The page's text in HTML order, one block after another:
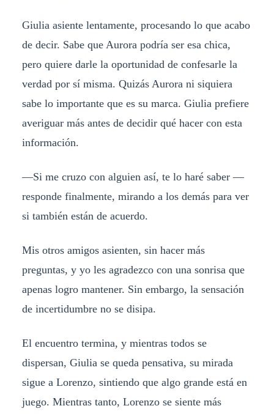
Giulia asiente lentamente, procesando lo que acabo
de decir. Sabe que Aurora podría ser esa chica,
pero quiere darle la oportunidad de confesarle la
verdad por sí misma. Quizás Aurora ni siquiera
sabe lo importante que es su marca. Giulia prefiere
averiguar más antes de decidir qué hacer con esta
información.
—Si me cruzo con alguien así, te lo haré saber —
responde finalmente, mirando a los demás para ver
si también están de acuerdo.
Mis otros amigos asienten, sin hacer más
preguntas, y yo les agradezco con una sonrisa que
apenas logro mantener. Sin embargo, la sensación
de incertidumbre no se disipa.
El encuentro termina, y mientras todos se
dispersan, Giulia se queda pensativa, su mirada
sigue a Lorenzo, sintiendo que algo grande está en
juego. Mientras tanto, Lorenzo se siente más